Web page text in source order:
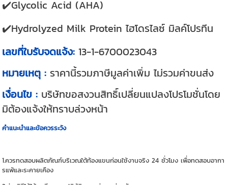
✔️Glycolic Acid (AHA)
✔️Hydrolyzed Milk Protein ไฮโดรไลซ์ มิลค์โปรทีน
เลขที่ใบรับจดแจ้ง:13-1-6700023043
หมายเหตุ : ราคานี้รวมภาษีมูลค่าเพิ่ม ไม่รวมค่าขนส่ง
เงื่อนไข : บริษัทขอสงวนสิทธิ์เปลี่ยนแปลงโปรโมชั่นโดย
มิต้องแจ้งให้ทราบล่วงหน้า
คำแนะนำและข้อควรระวัง
1.ควรทดสอบผลิตภัณฑ์บริเวณใต้ท้องแขนก่อนใช้งานจริง 24 ชั่วโมง เพื่อทดสอบอากา
รแพ้และระคายเคือง